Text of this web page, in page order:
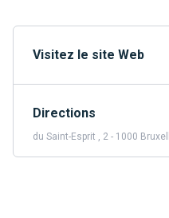
Visitez le site Web
Directions
du Saint-Esprit , 2 - 1000